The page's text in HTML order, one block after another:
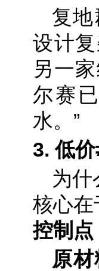
复地
设计
另一
尔赛
水。”
3. 低
为什
核心在
控制点
原